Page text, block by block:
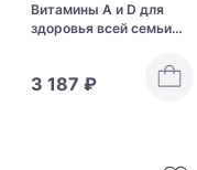
Витамины A и D для
здоровья всей семьи
3 187 ₽